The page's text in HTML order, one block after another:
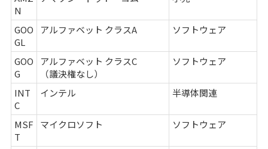
N
GOO
GL
アルファベット クラスA ソフトウェア
GOO
G
アルファベット クラスC
（議決権なし）
ソフトウェア
INT
C
インテル 半導体関連
MSF
T
マイクロソフト ソフトウェア